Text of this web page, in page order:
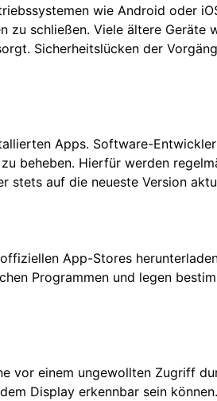
wie Android oder
zu schließen. Viele ältere Geräte
Sicherheitslücken der
Apps. Software-
beheben. Hierfür werden
stets auf die neueste Version
App-Stores
Programmen und legen
vor einem ungewollten Zugriff
Display erkennbar sein